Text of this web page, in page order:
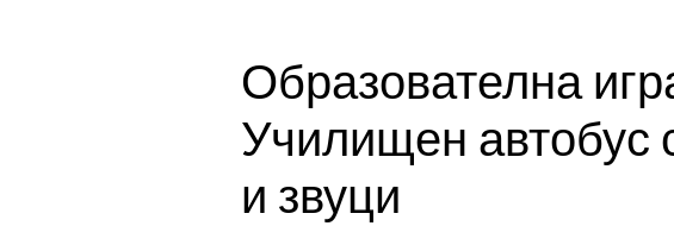
Образователна
Училищен автобус
и звуци